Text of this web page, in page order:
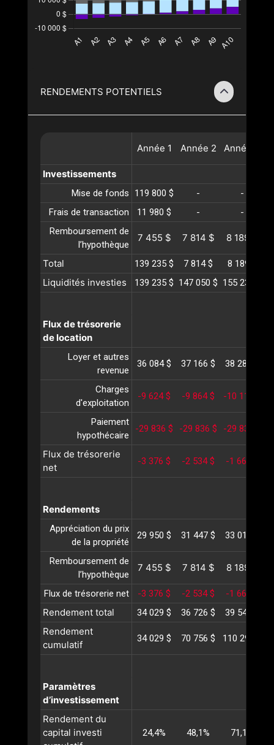
RENDEMENTS POTENTIELS
Année 1 Année 2 Année
Investissements
Mise de fonds 119 800 $ -
-
Frais de transaction
11 980 $ -
-
Remboursement de
l’hypothèque
7 455 $ 7 814 $ 8 189 $
Total 139 235 $ 7 814 $ 8 189 $
Liquidités investies 139 235 $ 147 050 $ 155 239 $
Flux de trésorerie
de location
Loyer et autres
revenue
36 084 $ 37 166 $ 38 281 $
Charges
d'exploitation
-9 624 $ -9 864 $ -10 111 $
Paiement
hypothécaire
-29 836 $ -29 836 $ -29 836 $
Flux de trésorerie
net
-3 376 $ -2 534 $ -1 666 $
Rendements
Appréciation du prix
de la propriété
29 950 $ 31 447 $ 33 019 $
Remboursement de
l’hypothèque
7 455 $ 7 814 $ 8 189 $
Flux de trésorerie net -3 376 $ -2 534 $ -1 666 $
Rendement total 34 029 $ 36 726 $ 39 542 $
Rendement
cumulatif
34 029 $ 70 756 $ 110 299 $
Paramètres
d’investissement
Rendement du
capital investi
24,4% 48,1% 71,1%